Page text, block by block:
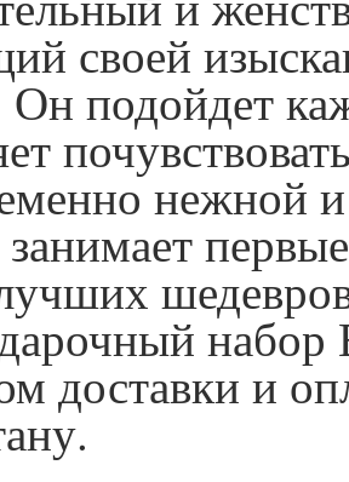
своей
Он подойдет
нежной
занимает
доставки и